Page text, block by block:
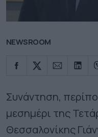
NEWSROOM
Συνάντηση,
μεσημέρι της
Θεσσαλονίκης